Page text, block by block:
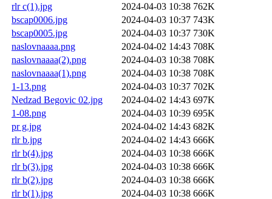
rlr c(1).jpg
2024-04-03 10:38 762K
bscap0006.jpg
2024-04-03 10:37 743K
bscap0005.jpg
2024-04-03 10:37 730K
naslovnaaaa.png
2024-04-02 14:43 708K
naslovnaaaa(2).png
2024-04-03 10:38 708K
naslovnaaaa(1).png
2024-04-03 10:38 708K
1-13.png
2024-04-03 10:37 702K
Nedzad Begovic 02.jpg
2024-04-02 14:43 697K
1-08.png
2024-04-03 10:39 695K
pr g.jpg
2024-04-02 14:43 682K
rlr b.jpg
2024-04-02 14:43 666K
rlr b(4).jpg
2024-04-03 10:38 666K
rlr b(3).jpg
2024-04-03 10:38 666K
rlr b(2).jpg
2024-04-03 10:38 666K
rlr b(1).jpg
2024-04-03 10:38 666K